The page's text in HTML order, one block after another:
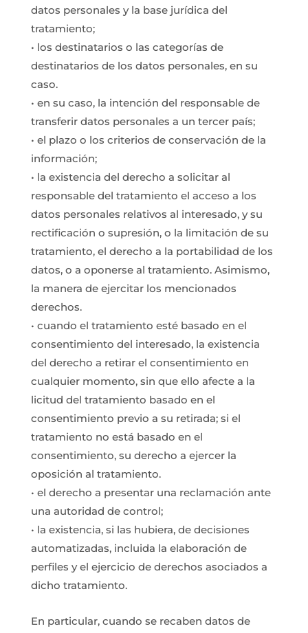
datos personales y la base jurídica del
tratamiento;
• los destinatarios o las categorías de
destinatarios de los datos personales, en su
caso.
• en su caso, la intención del responsable de
transferir datos personales a un tercer país;
• el plazo o los criterios de conservación de la
información;
• la existencia del derecho a solicitar al
responsable del tratamiento el acceso a los
datos personales relativos al interesado, y su
rectificación o supresión, o la limitación de su
tratamiento, el derecho a la portabilidad de los
datos, o a oponerse al tratamiento. Asimismo,
la manera de ejercitar los mencionados
derechos.
• cuando el tratamiento esté basado en el
consentimiento del interesado, la existencia
del derecho a retirar el consentimiento en
cualquier momento, sin que ello afecte a la
licitud del tratamiento basado en el
consentimiento previo a su retirada; si el
tratamiento no está basado en el
consentimiento, su derecho a ejercer la
oposición al tratamiento.
• el derecho a presentar una reclamación ante
una autoridad de control;
• la existencia, si las hubiera, de decisiones
automatizadas, incluida la elaboración de
perfiles y el ejercicio de derechos asociados a
dicho tratamiento.
En particular, cuando se recaben datos de